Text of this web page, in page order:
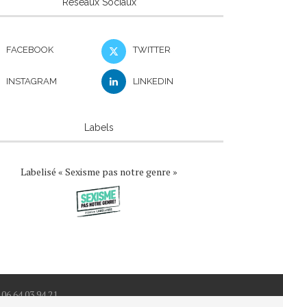
Réseaux Sociaux
FACEBOOK TWITTER
INSTAGRAM LINKEDIN
Labels
Labelisé « Sexisme pas notre genre »
06 64 03 94 21